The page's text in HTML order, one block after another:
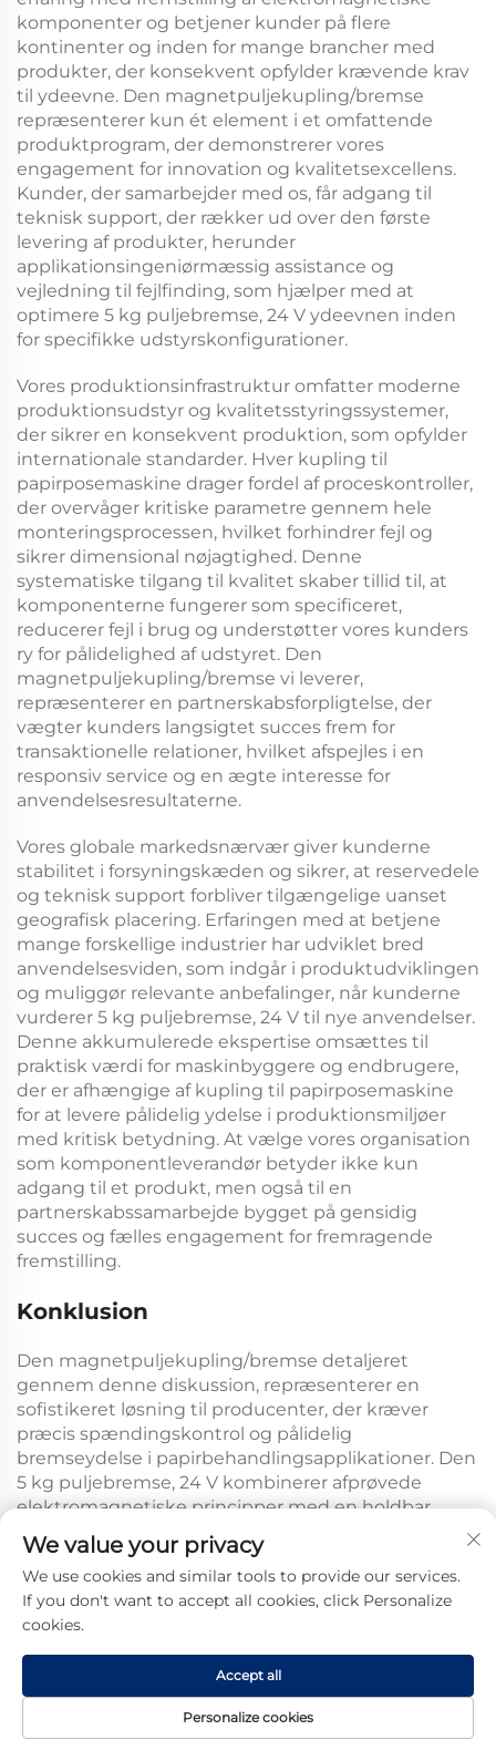
komponenter og betjener kunder på flere
kontinenter og inden for mange brancher med
produkter, der konsekvent opfylder krævende krav
til ydeevne. Den magnetpuljekupling/bremse
repræsenterer kun ét element i et omfattende
produktprogram, der demonstrerer vores
engagement for innovation og kvalitetsexcellens.
Kunder, der samarbejder med os, får adgang til
teknisk support, der rækker ud over den første
levering af produkter, herunder
applikationsingeniørmæssig assistance og
vejledning til fejlfinding, som hjælper med at
optimere 5 kg puljebremse, 24 V ydeevnen inden
for specifikke udstyrskonfigurationer.
Vores produktionsinfrastruktur omfatter moderne
produktionsudstyr og kvalitetsstyringssystemer,
der sikrer en konsekvent produktion, som opfylder
internationale standarder. Hver kupling til
papirposemaskine drager fordel af proceskontroller,
der overvåger kritiske parametre gennem hele
monteringsprocessen, hvilket forhindrer fejl og
sikrer dimensional nøjagtighed. Denne
systematiske tilgang til kvalitet skaber tillid til, at
komponenterne fungerer som specificeret,
reducerer fejl i brug og understøtter vores kunders
ry for pålidelighed af udstyret. Den
magnetpuljekupling/bremse vi leverer,
repræsenterer en partnerskabsforpligtelse, der
vægter kunders langsigtet succes frem for
transaktionelle relationer, hvilket afspejles i en
responsiv service og en ægte interesse for
anvendelsesresultaterne.
Vores globale markedsnærvær giver kunderne
stabilitet i forsyningskæden og sikrer, at reservedele
og teknisk support forbliver tilgængelige uanset
geografisk placering. Erfaringen med at betjene
mange forskellige industrier har udviklet bred
anvendelsesviden, som indgår i produktudviklingen
og muliggør relevante anbefalinger, når kunderne
vurderer 5 kg puljebremse, 24 V til nye anvendelser.
Denne akkumulerede ekspertise omsættes til
praktisk værdi for maskinbyggere og endbrugere,
der er afhængige af kupling til papirposemaskine
for at levere pålidelig ydelse i produktionsmiljøer
med kritisk betydning. At vælge vores organisation
som komponentleverandør betyder ikke kun
adgang til et produkt, men også til en
partnerskabssamarbejde bygget på gensidig
succes og fælles engagement for fremragende
fremstilling.
Konklusion
Den magnetpuljekupling/bremse detaljeret
gennem denne diskussion, repræsenterer en
sofistikeret løsning til producenter, der kræver
præcis spændingskontrol og pålidelig
bremseydelse i papirbehandlingsapplikationer. Den
5 kg puljebremse, 24 V kombinerer afprøvede
elektromagnetiske principper med en holdbar
konstruktion for at levere konsekvent drift i
krævende produktionsmiljøer. Dens specifikke
optimering til udstyr til fremstilling af papirposer
gør denne kupling til papirposemaskinetil et ideelt
valg for faciliteter, der ønsker at forbedre
produktionskvaliteten samtidig med at reducere
vedligeholdelsesbyrderne og de driftsmæssige
omkostninger. De tekniske fordele, der er
indbygget i magnetpulverteknologien, omsættes
Forside Produkt Om KONTAKT
We value your privacy
We use cookies and similar tools to provide our services.
If you don't want to accept all cookies, click Personalize
cookies.
Personalize cookies
Accept all